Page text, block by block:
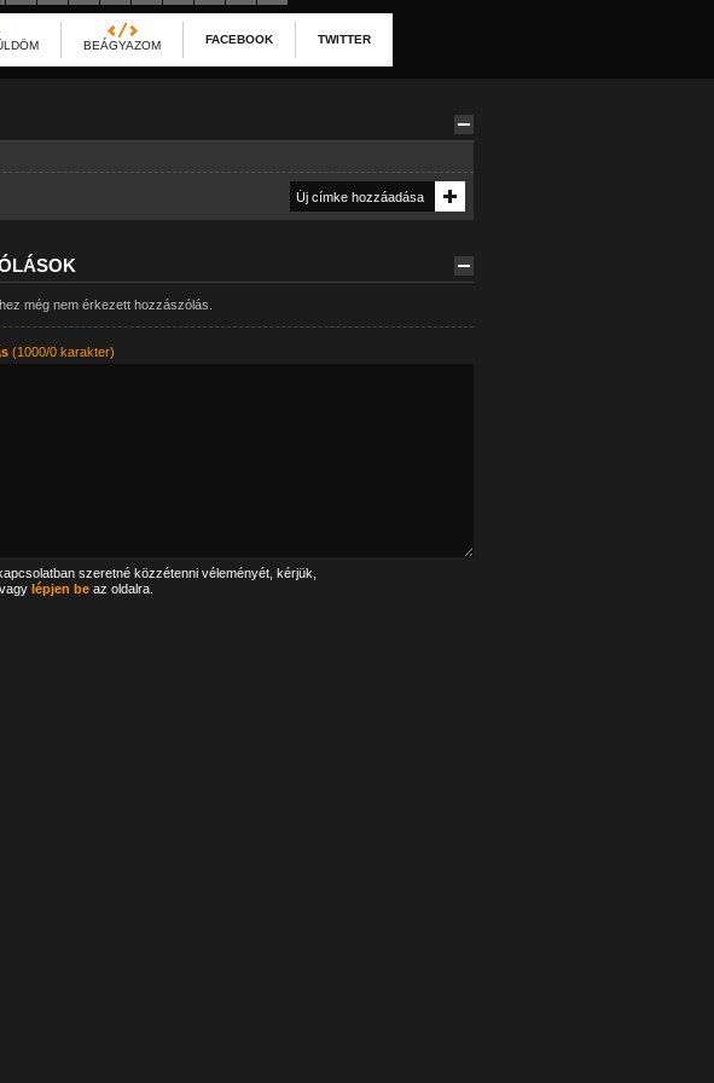
BEÁGYAZOM FACEBOOK TWITTER
még nem érkezett hozzászólás.
(1000/0 karakter)
szeretné közzétenni véleményét, kérjük,
vagy lépjen beaz oldalra.